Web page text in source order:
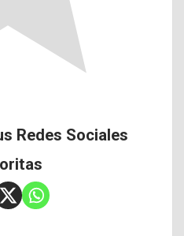
Redes Sociales